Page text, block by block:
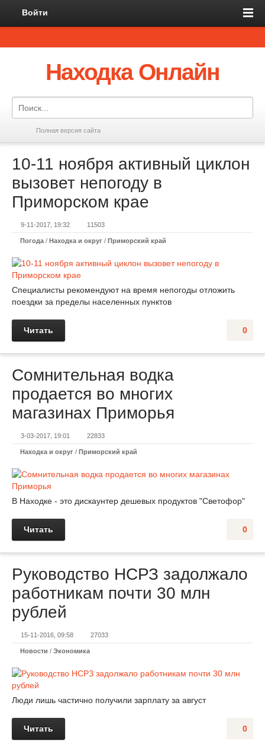
Войти
Находка Онлайн
Полная версия сайта
10-11 ноября активный циклон
вызовет непогоду в
Приморском крае
9-11-2017, 19:32 11503
Погода / Находка и округ / Приморский край
Специалисты рекомендуют на время непогоды отложить
поездки за пределы населенных пунктов
0
Читать
Сомнительная водка
продается во многих
магазинах Приморья
3-03-2017, 19:01 22833
Находка и округ / Приморский край
В Находке - это дискаунтер дешевых продуктов "Светофор"
0
Читать
Руководство НСРЗ задолжало
работникам почти 30 млн
рублей
15-11-2016, 09:58 27033
Новости / Экономика
Люди лишь частично получили зарплату за август
0
Читать